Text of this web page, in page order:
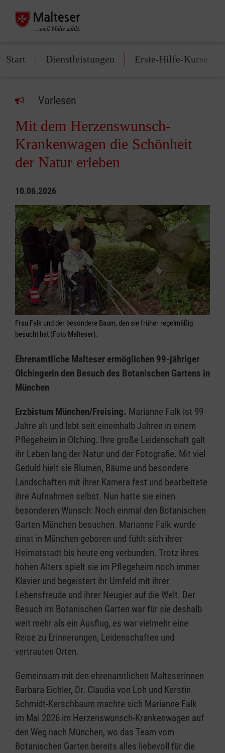
Start Dienstleistungen Erste-Hilfe-Kurse
Vorlesen
Mit dem Herzenswunsch-
Krankenwagen die Schönheit
der Natur erleben
10.06.2026
Frau Falk und der besondere Baum, den sie früher regelmäßig
besucht hat (Foto Malteser).
Ehrenamtliche Malteser ermöglichen 99-jähriger
Olchingerin den Besuch des Botanischen Gartens in
München
Erzbistum München/Freising. Marianne Falk ist 99
Jahre alt und lebt seit eineinhalb Jahren in einem
Pflegeheim in Olching. Ihre große Leidenschaft galt
ihr Leben lang der Natur und der Fotografie. Mit viel
Geduld hielt sie Blumen, Bäume und besondere
Landschaften mit ihrer Kamera fest und bearbeitete
ihre Aufnahmen selbst. Nun hatte sie einen
besonderen Wunsch: Noch einmal den Botanischen
Garten München besuchen. Marianne Falk wurde
einst in München geboren und fühlt sich ihrer
Heimatstadt bis heute eng verbunden. Trotz ihres
hohen Alters spielt sie im Pflegeheim noch immer
Klavier und begeistert ihr Umfeld mit ihrer
Lebensfreude und ihrer Neugier auf die Welt. Der
Besuch im Botanischen Garten war für sie deshalb
weit mehr als ein Ausflug, es war vielmehr eine
Reise zu Erinnerungen, Leidenschaften und
vertrauten Orten.
Gemeinsam mit den ehrenamtlichen Malteserinnen
Barbara Eichler, Dr. Claudia von Loh und Kerstin
Schmidt-Kerschbaum machte sich Marianne Falk
im Mai 2026 im Herzenswunsch-Krankenwagen auf
den Weg nach München, wo das Team vom
Botanischen Garten bereits alles liebevoll für die